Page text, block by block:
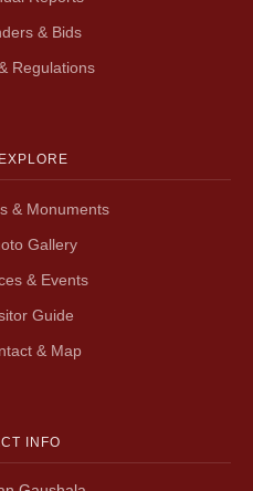
& Bids
Regulations
& Monuments
Gallery
& Events
Guide
& Map
INFO